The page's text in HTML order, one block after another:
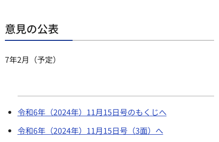
意見の公表
7年2月（予定）
令和6年（2024年）11月15日号のもくじへ
令和6年（2024年）11月15日号（3面）へ